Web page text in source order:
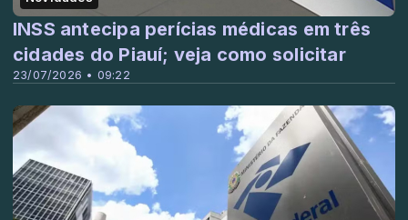
23/07/2026 • 09:22
INSS antecipa perícias médicas em três
cidades do Piauí; veja como solicitar